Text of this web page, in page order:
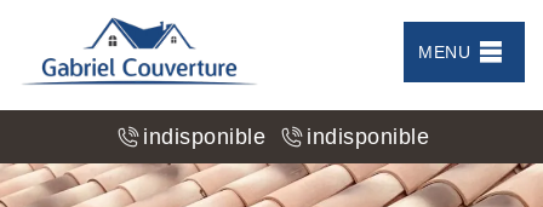
MENU
indisponible indisponible